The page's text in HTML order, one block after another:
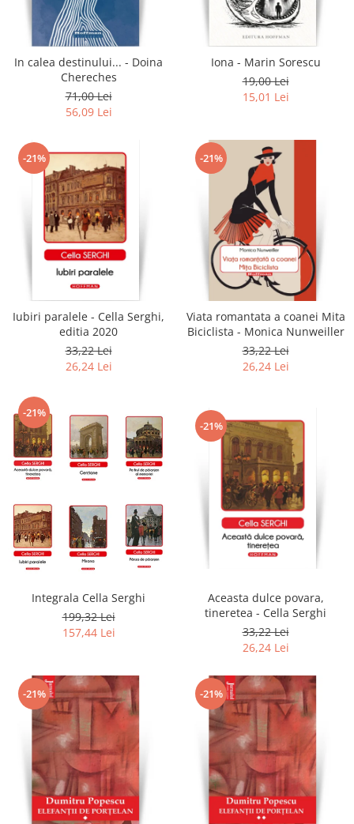
Literatura
Clasica
Contemporana
Universala
Non-fictiune
Calatorii
Memorii
Publicistica / Reportaje / Interviuri
Stiinte umaniste
Sociologie si filozofie
In calea destinului... - Doina
Chereches
71,00 Lei
56,09 Lei
Iona - Marin Sorescu
19,00 Lei
15,01 Lei
-21%
Iubiri paralele - Cella Serghi,
editia 2020
33,22 Lei
26,24 Lei
-21%
Viata romantata a coanei Mita
Biciclista - Monica Nunweiller
33,22 Lei
26,24 Lei
-21%
Integrala Cella Serghi
199,32 Lei
157,44 Lei
-21%
Aceasta dulce povara,
tineretea - Cella Serghi
33,22 Lei
26,24 Lei
-21% -21%